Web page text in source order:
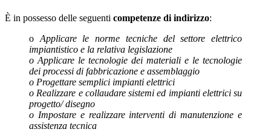
È in possesso delle seguenti competenze di indirizzo:
o Applicare le norme tecniche del settore elettrico
impiantistico e la relativa legislazione
o Applicare le tecnologie dei materiali e le tecnologie
dei processi di fabbricazione e assemblaggio
o Progettare semplici impianti elettrici
o Realizzare e collaudare sistemi ed impianti elettrici su
progetto/ disegno
o Impostare e realizzare interventi di manutenzione e
assistenza tecnica